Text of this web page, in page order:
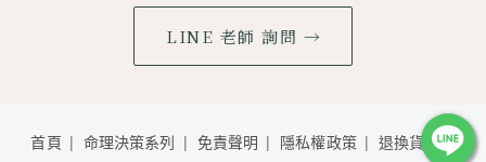
LINE 老師 詢問 →
首頁 命理決策系列 免責聲明 隱私權政策
退換貨說明